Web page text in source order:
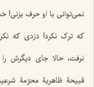
نمى‌توانى با او حرف
که ترک نکرد! دزدى که
نرفت، حالا جاى دیگرش
قبیحۀ ظاهریۀ محرّمۀ